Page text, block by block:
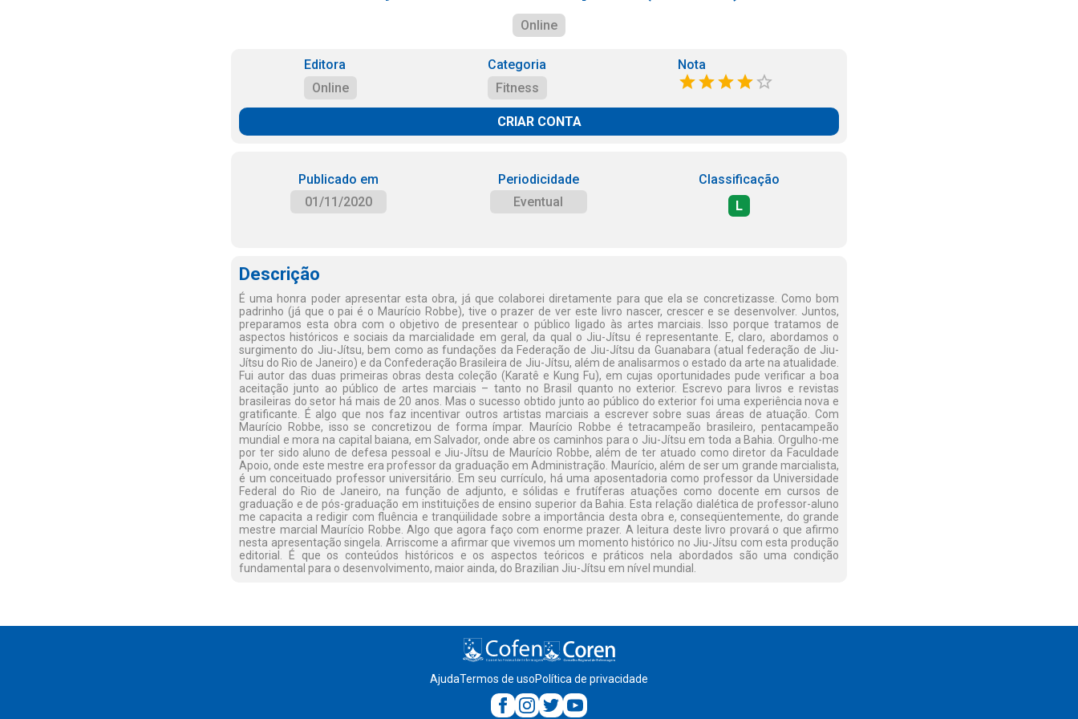
Online
Editora
Online
Categoria
Fitness
Nota
CRIAR CONTA
Publicado em
01/11/2020
Periodicidade
Eventual
Classificação
L
Descrição
É uma honra poder apresentar esta obra, já que colaborei diretamente para que ela se concretizasse. Como bom
padrinho (já que o pai é o Maurício Robbe), tive o prazer de ver este livro nascer, crescer e se desenvolver. Juntos,
preparamos esta obra com o objetivo de presentear o público ligado às artes marciais. Isso porque tratamos de
aspectos históricos e sociais da marcialidade em geral, da qual o Jiu-Jítsu é representante. E, claro, abordamos o
surgimento do Jiu-Jítsu, bem como as fundações da Federação de Jiu-Jítsu da Guanabara (atual federação de Jiu-
Jítsu do Rio de Janeiro) e da Confederação Brasileira de Jiu-Jítsu, além de analisarmos o estado da arte na atualidade.
Fui autor das duas primeiras obras desta coleção (Karatê e Kung Fu), em cujas oportunidades pude verificar a boa
aceitação junto ao público de artes marciais – tanto no Brasil quanto no exterior. Escrevo para livros e revistas
brasileiras do setor há mais de 20 anos. Mas o sucesso obtido junto ao público do exterior foi uma experiência nova e
gratificante. É algo que nos faz incentivar outros artistas marciais a escrever sobre suas áreas de atuação. Com
Maurício Robbe, isso se concretizou de forma ímpar. Maurício Robbe é tetracampeão brasileiro, pentacampeão
mundial e mora na capital baiana, em Salvador, onde abre os caminhos para o Jiu-Jítsu em toda a Bahia. Orgulho-me
por ter sido aluno de defesa pessoal e Jiu-Jítsu de Maurício Robbe, além de ter atuado como diretor da Faculdade
Apoio, onde este mestre era professor da graduação em Administração. Maurício, além de ser um grande marcialista,
é um conceituado professor universitário. Em seu currículo, há uma aposentadoria como professor da Universidade
Federal do Rio de Janeiro, na função de adjunto, e sólidas e frutíferas atuações como docente em cursos de
graduação e de pós-graduação em instituições de ensino superior da Bahia. Esta relação dialética de professor-aluno
me capacita a redigir com fluência e tranqüilidade sobre a importância desta obra e, conseqüentemente, do grande
mestre marcial Maurício Robbe. Algo que agora faço com enorme prazer. A leitura deste livro provará o que afirmo
nesta apresentação singela. Arriscome a afirmar que vivemos um momento histórico no Jiu-Jítsu com esta produção
editorial. É que os conteúdos históricos e os aspectos teóricos e práticos nela abordados são uma condição
fundamental para o desenvolvimento, maior ainda, do Brazilian Jiu-Jítsu em nível mundial.
AjudaTermos de usoPolítica de privacidade